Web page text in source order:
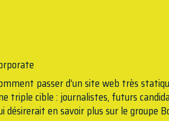
passer d’un site web très
triple cible : journalistes, futurs
désirerait en savoir plus sur le groupe